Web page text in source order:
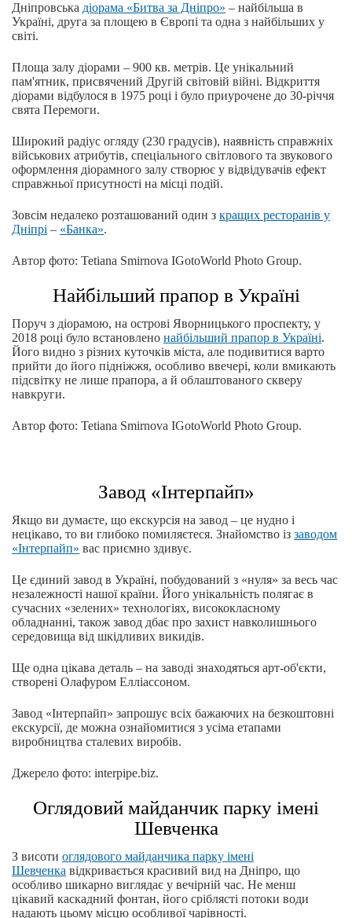
Дніпровська діорама «Битва за Дніпро» – найбільша в
Україні, друга за площею в Європі та одна з найбільших у
світі.
Площа залу діорами – 900 кв. метрів. Це унікальний
пам'ятник, присвячений Другій світовій війні. Відкриття
діорами відбулося в 1975 році і було приурочене до 30-річчя
свята Перемоги.
Широкий радіус огляду (230 градусів), наявність справжніх
військових атрибутів, спеціального світлового та звукового
оформлення діорамного залу створює у відвідувачів ефект
справжньої присутності на місці подій.
Зовсім недалеко розташований один з кращих ресторанів у
Дніпрі – «Банка».
Автор фото: Tetiana Smirnova IGotoWorld Photo Group.
Найбільший прапор в Україні
Поруч з діорамою, на острові Яворницького проспекту, у
2018 році було встановлено найбільший прапор в Україні.
Його видно з різних куточків міста, але подивитися варто
прийти до його підніжжя, особливо ввечері, коли вмикають
підсвітку не лише прапора, а й облаштованого скверу
навкруги.
Автор фото: Tetiana Smirnova IGotoWorld Photo Group.
Завод «Інтерпайп»
Якщо ви думаєте, що екскурсія на завод – це нудно і
нецікаво, то ви глибоко помиляєтеся. Знайомство із заводом
«Інтерпайп» вас приємно здивує.
Це єдиний завод в Україні, побудований з «нуля» за весь час
незалежності нашої країни. Його унікальність полягає в
сучасних «зелених» технологіях, висококласному
обладнанні, також завод дбає про захист навколишнього
середовища від шкідливих викидів.
Ще одна цікава деталь – на заводі знаходяться арт-об'єкти,
створені Олафуром Елліассоном.
Завод «Інтерпайп» запрошує всіх бажаючих на безкоштовні
екскурсії, де можна ознайомитися з усіма етапами
виробництва сталевих виробів.
Джерело фото: interpipe.biz.
Оглядовий майданчик парку імені
Шевченка
З висоти оглядового майданчика парку імені
Шевченка відкривається красивий вид на Дніпро, що
особливо шикарно виглядає у вечірній час. Не менш
цікавий каскадний фонтан, його сріблясті потоки води
надають цьому місцю особливої чарівності.